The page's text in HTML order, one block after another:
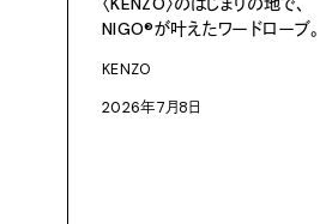
NIGO®が叶えたワードローブ。
KENZO
2026年7月8日